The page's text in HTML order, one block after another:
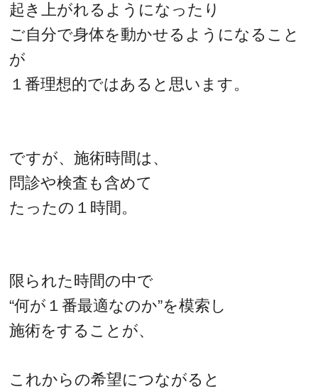
起き上がれるようになったり
ご自分で身体を動かせるようになること
が
１番理想的ではあると思います。
ですが、施術時間は、
問診や検査も含めて
たったの１時間。
限られた時間の中で
“何が１番最適なのか”を模索し
施術をすることが、
これからの希望につながると